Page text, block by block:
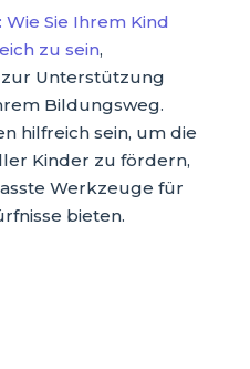
Sie Ihrem Kind
zu sein,
Unterstützung
Bildungsweg.
hilfreich sein, um die
Kinder zu fördern,
Werkzeuge für
bieten.